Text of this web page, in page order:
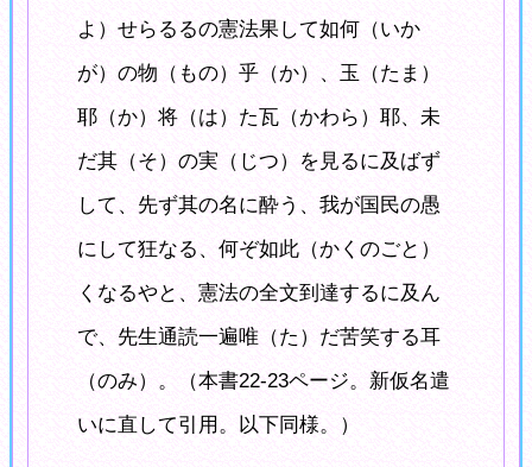
よ）せらるるの憲法果して如何（いか
が）の物（もの）乎（か）、玉（たま）
耶（か）将（は）た瓦（かわら）耶、未
だ其（そ）の実（じつ）を見るに及ばず
して、先ず其の名に酔う、我が国民の愚
にして狂なる、何ぞ如此（かくのごと）
くなるやと、憲法の全文到達するに及ん
で、先生通読一遍唯（た）だ苦笑する耳
（のみ）。（本書22-23ページ。新仮名遣
いに直して引用。以下同様。）